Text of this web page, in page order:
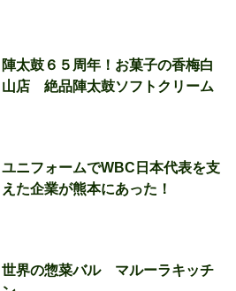
陣太鼓６５周年！お菓子の香梅白
山店 絶品陣太鼓ソフトクリーム
ユニフォームでWBC日本代表を支
えた企業が熊本にあった！
世界の惣菜バル マルーラキッチ